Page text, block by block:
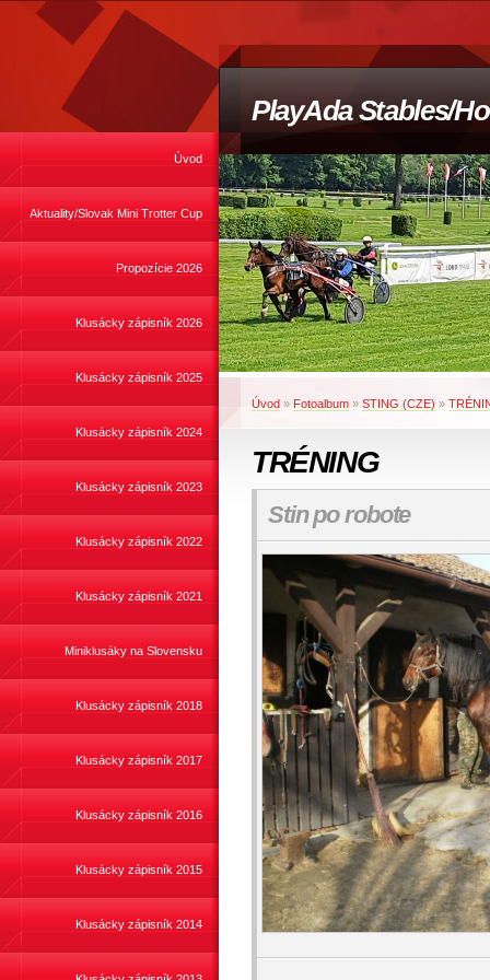
PlayAda Stables/
Úvod
Aktuality/Slovak Mini Trotter Cup
Propozície 2026
Klusácky zápisník 2026
Klusácky zápisník 2025
Klusácky zápisník 2024
Klusácky zápisník 2023
Klusácky zápisník 2022
Klusácky zápisník 2021
Miniklusáky na Slovensku
Klusácky zápisník 2018
Klusácky zápisník 2017
Klusácky zápisník 2016
Klusácky zápisník 2015
Klusácky zápisník 2014
Úvod » Fotoalbum » STING (CZE) »
TRÉNING
Stin po robote